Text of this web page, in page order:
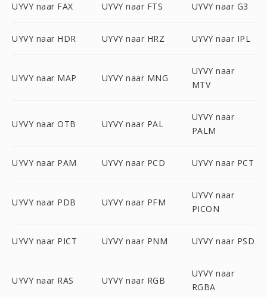
UYVY naar FAX UYVY naar FTS UYVY naar G3
UYVY naar HDR UYVY naar HRZ UYVY naar IPL
UYVY naar MAP UYVY naar MNG
UYVY naar
MTV
UYVY naar OTB UYVY naar PAL
UYVY naar
PALM
UYVY naar PAM UYVY naar PCD UYVY naar PCT
UYVY naar PDB UYVY naar PFM
UYVY naar
PICON
UYVY naar PICT UYVY naar PNM UYVY naar PSD
UYVY naar RAS UYVY naar RGB
UYVY naar
RGBA